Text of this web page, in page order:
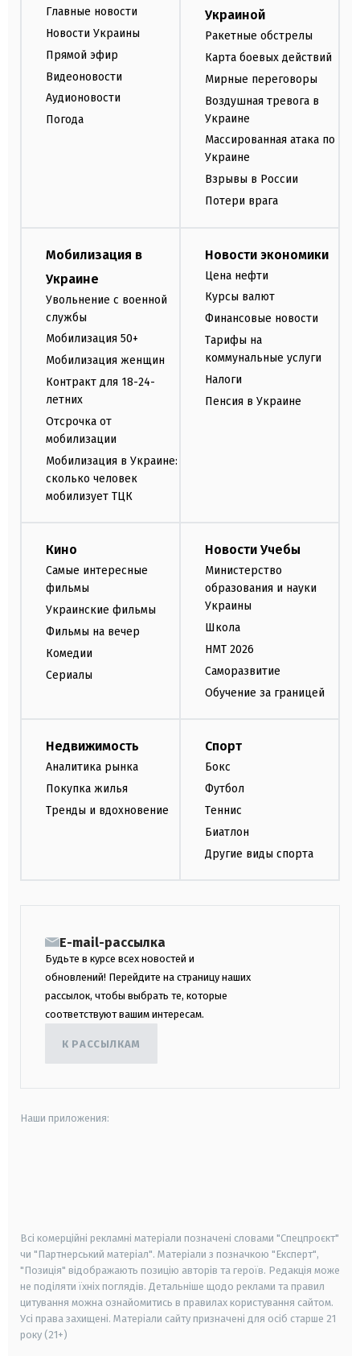
Главные новости
Новости Украины
Прямой эфир
Видеоновости
Аудионовости
Погода
Украиной
Ракетные обстрелы
Карта боевых действий
Мирные переговоры
Воздушная тревога в
Украине
Массированная атака по
Украине
Взрывы в России
Потери врага
Мобилизация в
Украине
Увольнение с военной
службы
Мобилизация 50+
Мобилизация женщин
Контракт для 18-24-
летних
Отсрочка от
мобилизации
Мобилизация в Украине:
сколько человек
мобилизует ТЦК
Новости экономики
Цена нефти
Курсы валют
Финансовые новости
Тарифы на
коммунальные услуги
Налоги
Пенсия в Украине
Кино
Самые интересные
фильмы
Украинские фильмы
Фильмы на вечер
Комедии
Сериалы
Новости Учебы
Министерство
образования и науки
Украины
Школа
НМТ 2026
Саморазвитие
Обучение за границей
Недвижимость
Аналитика рынка
Покупка жилья
Тренды и вдохновение
Спорт
Бокс
Футбол
Теннис
Биатлон
Другие виды спорта
E-mail-рассылка
Будьте в курсе всех новостей и
обновлений! Перейдите на страницу наших
рассылок, чтобы выбрать те, которые
соответствуют вашим интересам.
К РАССЫЛКАМ
Наши приложения:
Всі комерційні рекламні матеріали позначені словами "Спецпроєкт"
чи "Партнерський матеріал". Матеріали з позначкою "Експерт",
"Позиція" відображають позицію авторів та героїв. Редакція може
не поділяти їхніх поглядів. Детальніше щодо реклами та правил
цитування можна ознайомитись в правилах користування сайтом.
Усі права захищені. Матеріали сайту призначені для осіб старше 21
року (21+)